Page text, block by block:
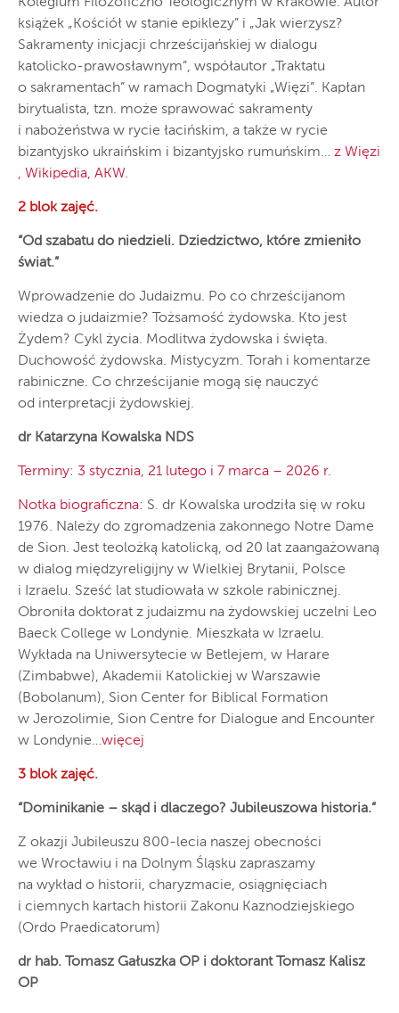
Kolegium Filozoficzno Teologicznym w Krakowie. Autor
książek „Kościół w stanie epiklezy” i „Jak wierzysz?
Sakramenty inicjacji chrześcijańskiej w dialogu
katolicko-prawosławnym”, współautor „Traktatu
o sakramentach” w ramach Dogmatyki „Więzi”. Kapłan
birytualista, tzn. może sprawować sakramenty
i nabożeństwa w rycie łacińskim, a także w rycie
bizantyjsko ukraińskim i bizantyjsko rumuńskim… z Więzi
, Wikipedia, AKW.
2 blok zajęć.
“Od szabatu do niedzieli. Dziedzictwo, które zmieniło
świat.”
Wprowadzenie do Judaizmu. Po co chrześcijanom
wiedza o judaizmie? Tożsamość żydowska. Kto jest
Żydem? Cykl życia. Modlitwa żydowska i święta.
Duchowość żydowska. Mistycyzm. Torah i komentarze
rabiniczne. Co chrześcijanie mogą się nauczyć
od interpretacji żydowskiej.
dr Katarzyna Kowalska NDS
Terminy: 3 stycznia, 21 lutego i 7 marca – 2026 r.
Notka biograficzna: S. dr Kowalska urodziła się w roku
1976. Należy do zgromadzenia zakonnego Notre Dame
de Sion. Jest teolożką katolicką, od 20 lat zaangażowaną
w dialog międzyreligijny w Wielkiej Brytanii, Polsce
i Izraelu. Sześć lat studiowała w szkole rabinicznej.
Obroniła doktorat z judaizmu na żydowskiej uczelni Leo
Baeck College w Londynie. Mieszkała w Izraelu.
Wykłada na Uniwersytecie w Betlejem, w Harare
(Zimbabwe), Akademii Katolickiej w Warszawie
(Bobolanum), Sion Center for Biblical Formation
w Jerozolimie, Sion Centre for Dialogue and Encounter
w Londynie…więcej
3 blok zajęć.
“Dominikanie – skąd i dlaczego? Jubileuszowa historia.”
Z okazji Jubileuszu 800-lecia naszej obecności
we Wrocławiu i na Dolnym Śląsku zapraszamy
na wykład o historii, charyzmacie, osiągnięciach
i ciemnych kartach historii Zakonu Kaznodziejskiego
(Ordo Praedicatorum)
dr hab. Tomasz Gałuszka OP i doktorant Tomasz Kalisz
OP